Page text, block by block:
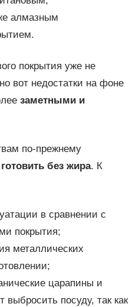
алмазным
покрытия уже не
вот недостатки на фоне
заметными и
по-прежнему
без жира. К
в сравнении с
покрытия;
металлических
царапины и
посуду, так как